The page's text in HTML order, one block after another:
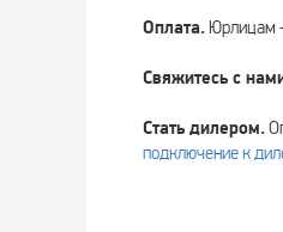
Оплата. Юрлицам
Свяжитесь с
Стать дилером.
подключение к